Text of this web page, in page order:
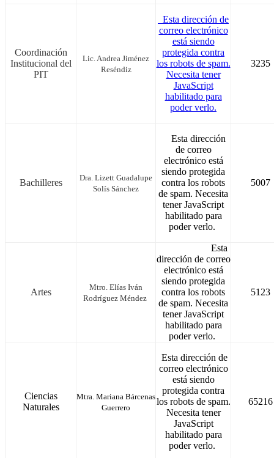
Coordinación
Institucional del
PIT
Lic. Andrea Jiménez
Reséndiz
Esta dirección de
correo electrónico
está siendo
protegida contra
los robots de spam.
Necesita tener
JavaScript
habilitado para
poder verlo.
3235
Bachilleres
Dra. Lizett Guadalupe
Solís Sánchez
Esta dirección
de correo
electrónico está
siendo protegida
contra los robots
de spam. Necesita
tener JavaScript
habilitado para
poder verlo.
5007
Artes
Mtro. Elías Iván
Rodríguez Méndez
Esta
dirección de correo
electrónico está
siendo protegida
contra los robots
de spam. Necesita
tener JavaScript
habilitado para
poder verlo.
5123
Ciencias
Naturales
Mtra. Mariana Bárcenas
Guerrero
Esta dirección de
correo electrónico
está siendo
protegida contra
los robots de spam.
Necesita tener
JavaScript
habilitado para
poder verlo.
65216